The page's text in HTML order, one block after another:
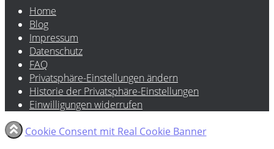
Home
Blog
Impressum
Datenschutz
FAQ
Privatsphäre-Einstellungen ändern
Historie der Privatsphäre-Einstellungen
Einwilligungen widerrufen
Cookie Consent mit Real Cookie Banner